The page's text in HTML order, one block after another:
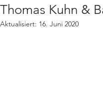
Thomas Kuhn &
Aktualisiert: 16. Juni 2020